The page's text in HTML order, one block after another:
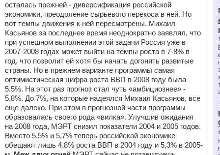
осталась прежней - диверсификация российской
экономики, преодоление сырьевого перекоса в ней. Но
вот темпы движения к ней пересмотрены. Михаил
Касьянов за последнее время неоднократно заявлял, что
при успешном выполнении этой задачи Россия уже в
2007-2008 годах может выйти на темпы роста в 7-8% в
год, что позволит ей хотя бы начать догонять развитые
страны. Но в прежнем варианте программы самая
оптимистическая цифра роста ВВП в 2008 году была
5,5%. На этот раз прогноз стал чуть «амбициознее» -
5,8%. До 7%, на которые надеялся Михаил Касьянов, все
еще далеко. При этом в прогнозной части программы
образовалась своего рода «вилка». Улучшив ожидания
на 2008 года, МЭРТ снизил показатели 2004 и 2005 годов.
Вместо 5,5% и 5,7% теперь российской экономике
обещают лишь 4,8% роста ВВП в 2004 году и 5,3% в 2005-